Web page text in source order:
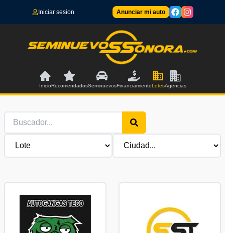
Iniciar sesion Anunciar mi auto
InicioRecomendadosSeminuevosFinanciamientoLotesAgencias